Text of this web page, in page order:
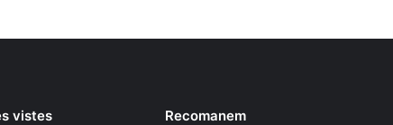
vistes Recomanem